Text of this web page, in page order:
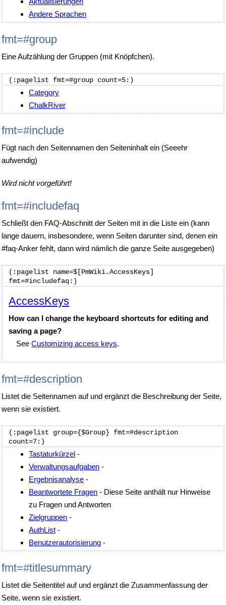
Andere Sprachen
fmt=#group
Eine Aufzählung der Gruppen (mit Knöpfchen).
Category
ChalkRiver
fmt=#include
Fügt nach den Seitennamen den Seiteninhalt ein (Seeehr
aufwendig)
Wird nicht vorgeführt!
fmt=#includefaq
Schließt den FAQ-Abschnitt der Seiten mit in die Liste ein (kann
lange dauern, insbesondere, wenn Seiten darunter sind, denen ein
#faq-Anker fehlt, dann wird nämlich die ganze Seite ausgegeben)
(:pagelist name=$[PmWiki.AccessKeys]
AccessKeys
How can I change the keyboard shortcuts for editing and
saving a page?
See Customizing access keys.
fmt=#description
Listet die Seitennamen auf und ergänzt die Beschreibung der Seite,
wenn sie existiert.
(:pagelist group={$Group} fmt=#description
Tastaturkürzel -
Verwaltungsaufgaben -
Ergebnisanalyse -
Beantwortete Fragen - Diese Seite anthält nur Hinweise
zu Fragen und Antworten
Zielgruppen -
AuthList -
Benutzerautorisierung -
fmt=#titlesummary
Listet die Seitentitel auf und ergänzt die Zusammenfassung der
Seite, wenn sie existiert.